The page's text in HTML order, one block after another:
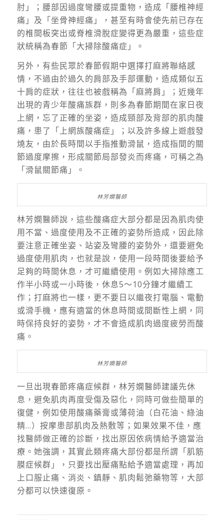
肘」；腰部因過度彎腰或提重物，造成「腰椎神經
痛」及「坐骨神經痛」，甚至有時會使先前已存在
的椎間板突出或脊椎滑脫症變得更為嚴重，這些症
狀統稱為春節「大掃除酸痛症」。
另外，有些民眾於春節假期中選擇打麻將聯絡感
情，不過由於過久的肩部及手部運動，造成類似五
十肩的症狀，往往也被戲稱為「麻將肩」；近幾年
出現的青少年酸痛族群，則多為春節期間在家日夜
上網，忘了正確的坐姿，造成頸部及背部的肌肉酸
痛，患了「上網族酸痛症」；以及許多線上遊戲發
燒友，由於長時間以手指推動滑鼠，造成指間的關
節過度摩擦，形成關節局部發炎而疼痛，可稱之為
「滑鼠關節痛」。
林芳嫻醫師
林芳嫻醫師說，這些酸痛症大部分都是因為肌肉使
用不當、過度使用及不正確的姿勢所造成，因此除
要注意正確坐姿、站姿及彎腰的姿勢外，還要避免
過度使用肌肉，也就是說，使用一段時間後要給予
足夠的時間休息，才可繼續使用。例如大掃除應工
作半小時或一小時後，休息5～10分鐘才繼續工
作；打麻將也一樣，更不要日以繼夜打電腦、電動
或滑手機，應有適當的休息時間或間斷性上網，同
時保持良好的姿勢，才不會造成肌肉過度疲勞而酸
痛。
林芳嫻醫師
一旦出現春節疼痛症候群，林芳嫻醫師建議先休
息，避免肌肉再度受傷及惡化，同時可做些簡單的
復健，例如使用酸痛藥膏或薄荷油（白花油、綠油
精…）按摩患部肌肉及熱敷等；如果效果不佳，應
找醫師做正確的診斷，找出原因依病情給予適當治
療。她強調，其實此類疼痛大部份都是所謂「肌筋
膜症候群」，只要找出壓痛點給予適當處理，再加
上口服止痛、消炎、鎮靜、肌肉鬆弛藥物等，大部
分都可以快速復原。